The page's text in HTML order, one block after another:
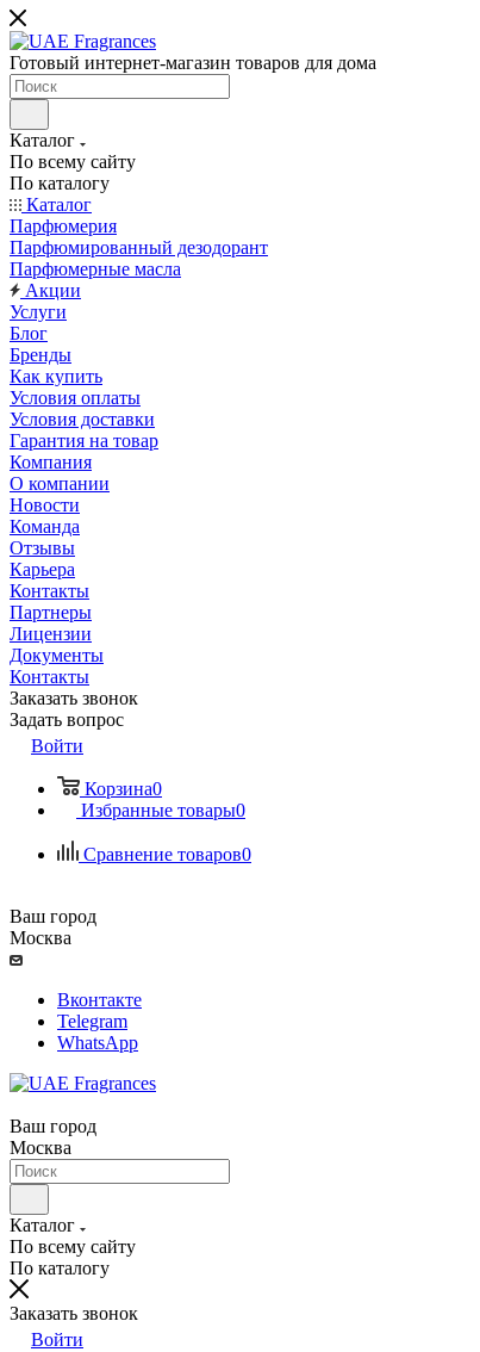
Готовый интернет-магазин товаров для дома
Каталог
По всему сайту
По каталогу
Каталог
Парфюмерия
Парфюмированный дезодорант
Парфюмерные масла
Акции
Услуги
Блог
Бренды
Как купить
Условия оплаты
Условия доставки
Гарантия на товар
Компания
О компании
Новости
Команда
Отзывы
Карьера
Контакты
Партнеры
Лицензии
Документы
Контакты
Заказать звонок
Задать вопрос
Войти
Корзина0
Избранные товары0
Сравнение товаров0
Ваш город
Москва
Вконтакте
Telegram
WhatsApp
Ваш город
Москва
Каталог
По всему сайту
По каталогу
Заказать звонок
Войти